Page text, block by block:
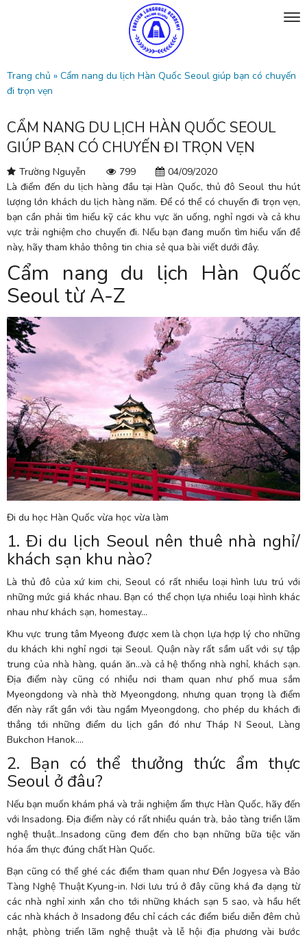
Trang chủ » Cẩm nang du lịch Hàn Quốc Seoul giúp bạn có chuyến
đi trọn vẹn
CẨM NANG DU LỊCH HÀN QUỐC SEOUL
GIÚP BẠN CÓ CHUYẾN ĐI TRỌN VẸN
Trường Nguyễn 799
04/09/2020
Là điểm đến du lịch hàng đầu tại Hàn Quốc, thủ đô Seoul thu hút
lượng lớn khách du lịch hàng năm. Để có thể có chuyến đi trọn vẹn,
bạn cần phải tìm hiểu kỹ các khu vực ăn uống, nghỉ ngơi và cả khu
vực trải nghiệm cho chuyến đi. Nếu bạn đang muốn tìm hiểu vấn đề
này, hãy tham khảo thông tin chia sẻ qua bài viết dưới đây.
Cẩm nang du lịch Hàn Quốc
Seoul từ A-Z
Đi du học Hàn Quốc vừa học vừa làm
1. Đi du lịch Seoul nên thuê nhà nghỉ/
khách sạn khu nào?
Là thủ đô của xứ kim chi, Seoul có rất nhiều loại hình lưu trú với
những mức giá khác nhau. Bạn có thể chọn lựa nhiều loại hình khác
nhau như khách sạn, homestay…
Khu vực trung tâm Myeong được xem là chọn lựa hợp lý cho những
du khách khi nghỉ ngơi tại Seoul. Quận này rất sầm uất với sự tập
trung của nhà hàng, quán ăn…và cả hệ thống nhà nghỉ, khách sạn.
Địa điểm này cũng có nhiều nơi tham quan như phố mua sắm
Myeongdong và nhà thờ Myeongdong, nhưng quan trọng là điểm
đến này rất gần với tàu ngầm Myeongdong, cho phép du khách đi
thẳng tới những điểm du lịch gần đó như Tháp N Seoul, Làng
Bukchon Hanok….
2. Bạn có thể thưởng thức ẩm thực
Seoul ở đâu?
Nếu bạn muốn khám phá và trải nghiệm ẩm thực Hàn Quốc, hãy đến
với Insadong. Địa điểm này có rất nhiều quán trà, bảo tàng triển lãm
nghệ thuật…Insadong cũng đem đến cho bạn những bữa tiệc văn
hóa ẩm thực đúng chất Hàn Quốc.
Bạn cũng có thể ghé các điểm tham quan như Đền Jogyesa và Bảo
Tàng Nghệ Thuật Kyung-in. Nơi lưu trú ở đây cũng khá đa dạng từ
các nhà nghỉ xinh xắn cho tới những khách sạn 5 sao, và hầu hết
các nhà khách ở Insadong đều chỉ cách các điểm biểu diễn đêm chủ
nhật, phòng triển lãm nghệ thuật và lễ hội địa phương vài bước